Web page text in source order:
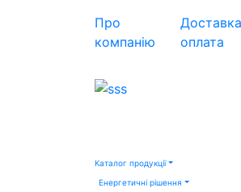
Про
компанію
Доставка
оплата
Каталог продукції
Енергетичні рішення